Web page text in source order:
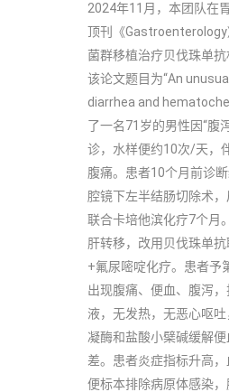
2024年11月，本团队在
顶刊《Gastroenterology
菌群移植治疗贝伐珠单抗
该论文题目为“An
diarrhea and
了一名71岁的男性因“腹
诊，水样便约10次/天，
腹痛。患者10个月前诊
腔镜下左半结肠切除术
联合卡培他滨化疗7个月
肝转移，改用贝伐珠单
+氟尿嘧啶化疗。患者予
出现腹痛、便血、腹泻
液，无发热，无恶心呕
凝酶和盐酸小檗碱缓解
差。患者炎症指标升高
便标本排除病原体感染